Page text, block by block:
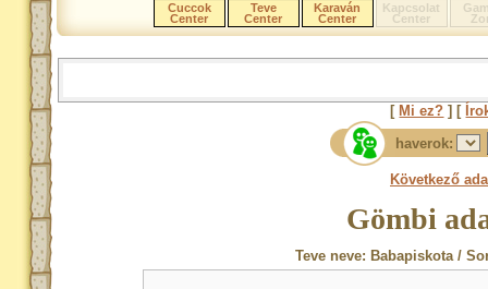
Cuccok
Center
Teve
Center
Karaván
Center
Kapcsolat
Center
[ Mi ez? ] [
haverok:
Következő
Gömbi
Teve neve: Babapiskota /